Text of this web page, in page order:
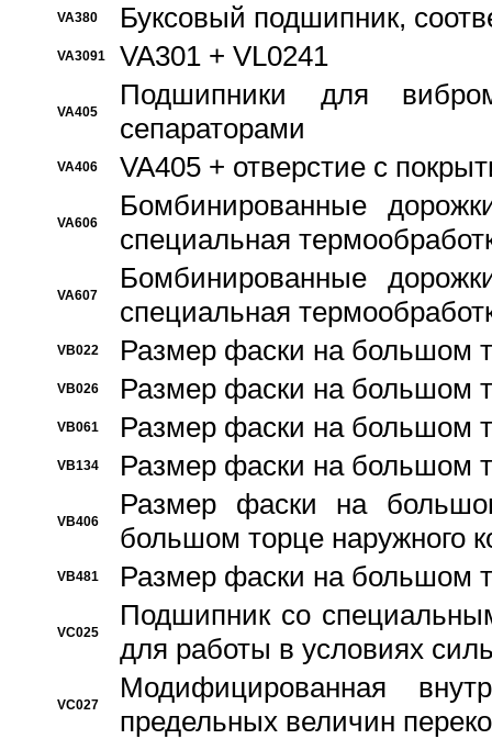
VA380 Буксовый подшипник,
VA3091 VA301 + VL0241
VA405
Подшипники для
сепараторами
VA406 VA405 + отверстие с
VA606
Бомбинированные
специальная
VA607
Бомбинированные
специальная
VB022 Размер фаски на большом
VB026 Размер фаски на большом
VB061 Размер фаски на большом
VB134 Размер фаски на большом
VB406
Размер фаски на
большом торце наружного
VB481 Размер фаски на большом
VC025
Подшипник со
для работы в условиях
VC027
Модифицированная
предельных величин